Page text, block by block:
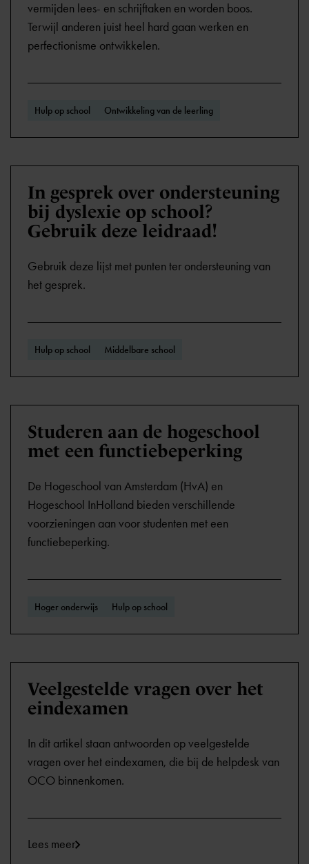
vermijden lees- en schrijftaken en worden boos.
Terwijl anderen juist heel hard gaan werken en
perfectionisme ontwikkelen.
Hulp op school Ontwikkeling van de leerling
In gesprek over ondersteuning
bij dyslexie op school?
Gebruik deze leidraad!
Gebruik deze lijst met punten ter ondersteuning van
het gesprek.
Hulp op school Middelbare school
Studeren aan de hogeschool
met een functiebeperking
De Hogeschool van Amsterdam (HvA) en
Hogeschool InHolland bieden verschillende
voorzieningen aan voor studenten met een
functiebeperking.
Hoger onderwijs Hulp op school
Veelgestelde vragen over het
eindexamen
In dit artikel staan antwoorden op veelgestelde
vragen over het eindexamen, die bij de helpdesk van
OCO binnenkomen.
Lees meer